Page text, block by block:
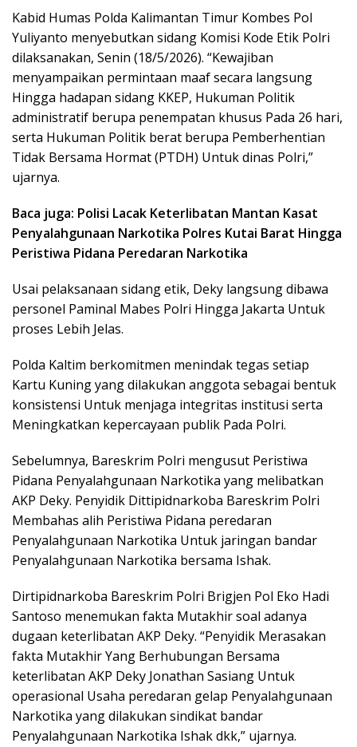
Kabid Humas Polda Kalimantan Timur Kombes Pol
Yuliyanto menyebutkan sidang Komisi Kode Etik Polri
dilaksanakan, Senin (18/5/2026). “Kewajiban
menyampaikan permintaan maaf secara langsung
Hingga hadapan sidang KKEP, Hukuman Politik
administratif berupa penempatan khusus Pada 26 hari,
serta Hukuman Politik berat berupa Pemberhentian
Tidak Bersama Hormat (PTDH) Untuk dinas Polri,”
ujarnya.
Baca juga: Polisi Lacak Keterlibatan Mantan Kasat
Penyalahgunaan Narkotika Polres Kutai Barat Hingga
Peristiwa Pidana Peredaran Narkotika
Usai pelaksanaan sidang etik, Deky langsung dibawa
personel Paminal Mabes Polri Hingga Jakarta Untuk
proses Lebih Jelas.
Polda Kaltim berkomitmen menindak tegas setiap
Kartu Kuning yang dilakukan anggota sebagai bentuk
konsistensi Untuk menjaga integritas institusi serta
Meningkatkan kepercayaan publik Pada Polri.
Sebelumnya, Bareskrim Polri mengusut Peristiwa
Pidana Penyalahgunaan Narkotika yang melibatkan
AKP Deky. Penyidik Dittipidnarkoba Bareskrim Polri
Membahas alih Peristiwa Pidana peredaran
Penyalahgunaan Narkotika Untuk jaringan bandar
Penyalahgunaan Narkotika bersama Ishak.
Dirtipidnarkoba Bareskrim Polri Brigjen Pol Eko Hadi
Santoso menemukan fakta Mutakhir soal adanya
dugaan keterlibatan AKP Deky. “Penyidik Merasakan
fakta Mutakhir Yang Berhubungan Bersama
keterlibatan AKP Deky Jonathan Sasiang Untuk
operasional Usaha peredaran gelap Penyalahgunaan
Narkotika yang dilakukan sindikat bandar
Penyalahgunaan Narkotika Ishak dkk,” ujarnya.